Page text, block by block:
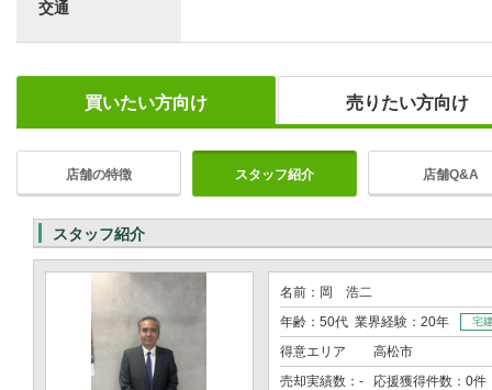
交通
買いたい方向け 売りたい方向け
店舗の特徴 スタッフ紹介 店舗Q&A
スタッフ紹介
名前：岡 浩二
年齢：50代 業界経験：20年
宅
得意エリア
高松市
売却実績数：- 応援獲得件数：0件